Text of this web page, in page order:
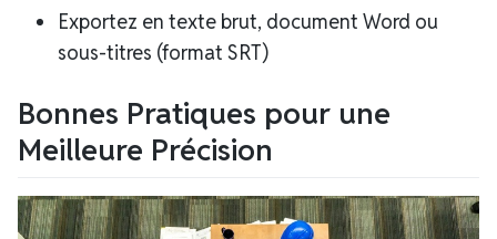
Exportez en texte brut, document Word ou
sous-titres (format SRT)
Bonnes Pratiques pour une
Meilleure Précision